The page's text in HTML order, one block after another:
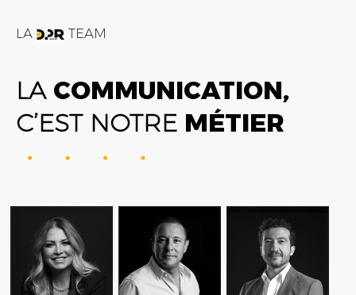
LA TEAM
LACOMMUNICATION,
C’EST NOTRE MÉTIER